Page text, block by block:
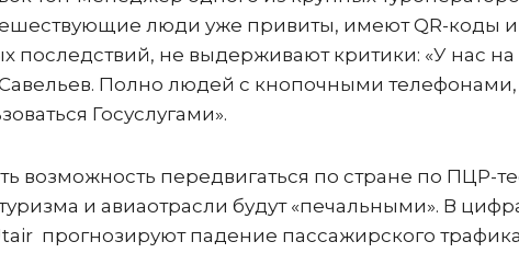
люди уже привиты, имеют QR-коды и
последствий, не выдерживают критики: «У нас на
Полно людей с кнопочными телефонами,
Госуслугами».
возможность передвигаться по стране по ПЦР-
и авиаотрасли будут «печальными». В
прогнозируют падение пассажирского